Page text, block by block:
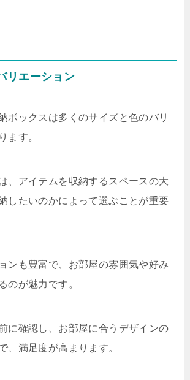
リエーション
ボックスは多くのサイズと色のバリ
ます。
、アイテムを収納するスペースの大
したいのかによって選ぶことが重要
ンも豊富で、お部屋の雰囲気や好み
のが魅力です。
に確認し、お部屋に合うデザインの
、満足度が高まります。